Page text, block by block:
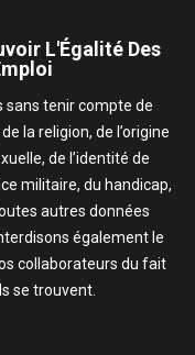
L'Égalité Des
sans tenir compte de
la religion, de l’origine
de l’identité de
militaire, du handicap,
autres données
également le
collaborateurs du fait
se trouvent.